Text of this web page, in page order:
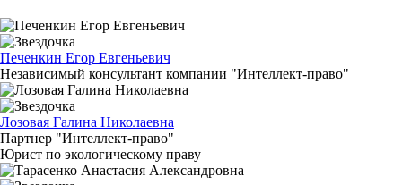
Печенкин Егор Евгеньевич
Независимый консультант компании "Интеллект-право"
Лозовая Галина Николаевна
Партнер "Интеллект-право"
Юрист по экологическому праву